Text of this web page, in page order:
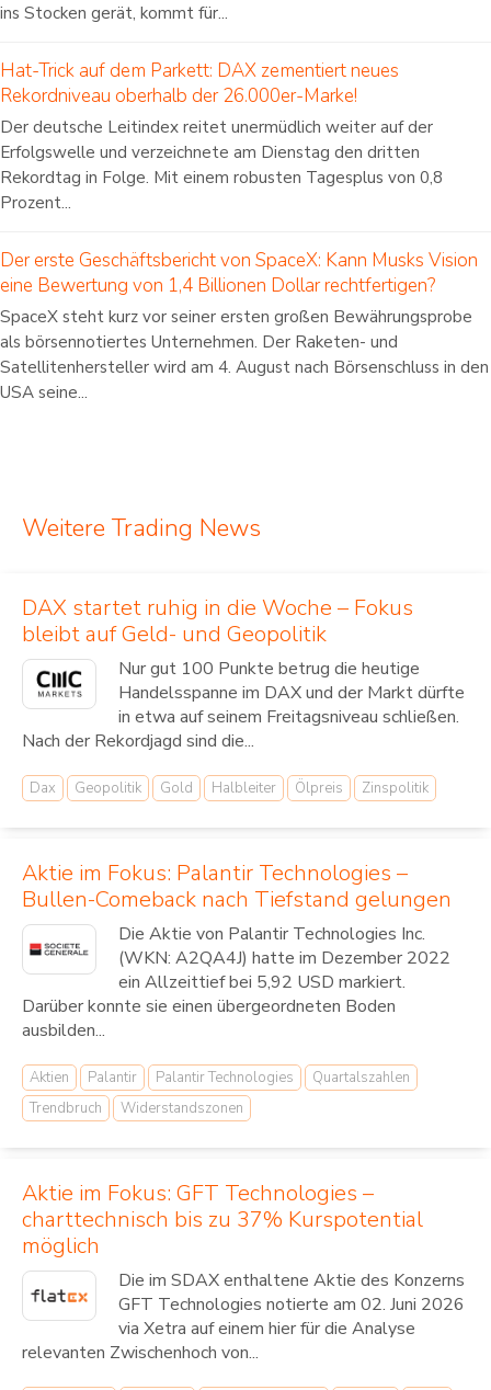
ins Stocken gerät, kommt für...
Hat-Trick auf dem Parkett: DAX zementiert neues
Rekordniveau oberhalb der 26.000er-Marke!
Der deutsche Leitindex reitet unermüdlich weiter auf der
Erfolgswelle und verzeichnete am Dienstag den dritten
Rekordtag in Folge. Mit einem robusten Tagesplus von 0,8
Prozent...
Der erste Geschäftsbericht von SpaceX: Kann Musks Vision
eine Bewertung von 1,4 Billionen Dollar rechtfertigen?
SpaceX steht kurz vor seiner ersten großen Bewährungsprobe
als börsennotiertes Unternehmen. Der Raketen- und
Satellitenhersteller wird am 4. August nach Börsenschluss in den
USA seine...
Weitere Trading News
DAX startet ruhig in die Woche – Fokus
bleibt auf Geld- und Geopolitik
Nur gut 100 Punkte betrug die heutige
Handelsspanne im DAX und der Markt dürfte
in etwa auf seinem Freitagsniveau schließen.
Nach der Rekordjagd sind die...
Dax Geopolitik Gold Halbleiter Ölpreis Zinspolitik
Aktie im Fokus: Palantir Technologies –
Bullen-Comeback nach Tiefstand gelungen
Die Aktie von Palantir Technologies Inc.
(WKN: A2QA4J) hatte im Dezember 2022
ein Allzeittief bei 5,92 USD markiert.
Darüber konnte sie einen übergeordneten Boden
ausbilden...
Aktien Palantir Palantir Technologies
Quartalszahlen
Trendbruch
Widerstandszonen
Aktie im Fokus: GFT Technologies –
charttechnisch bis zu 37% Kurspotential
möglich
Die im SDAX enthaltene Aktie des Konzerns
GFT Technologies notierte am 02. Juni 2026
via Xetra auf einem hier für die Analyse
relevanten Zwischenhoch von...